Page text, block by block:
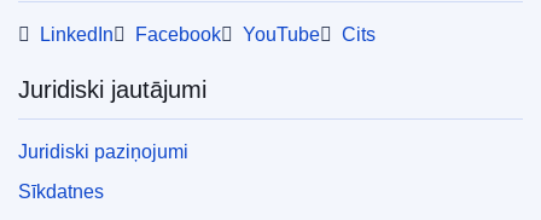
LinkedIn Facebook YouTube Cits
Juridiski jautājumi
Juridiski paziņojumi
Sīkdatnes